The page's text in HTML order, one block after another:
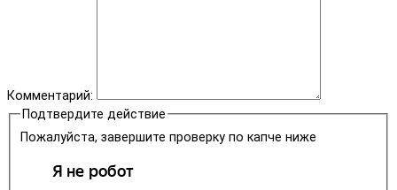
Комментарий:
Подтвердите действие
Пожалуйста, завершите проверку по капче ниже